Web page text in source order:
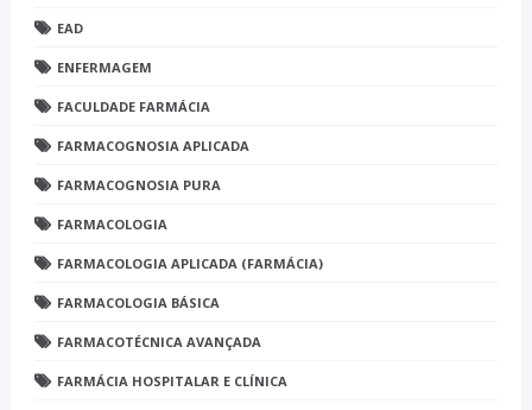
EAD
ENFERMAGEM
FACULDADE FARMÁCIA
FARMACOGNOSIA APLICADA
FARMACOGNOSIA PURA
FARMACOLOGIA
FARMACOLOGIA APLICADA (FARMÁCIA)
FARMACOLOGIA BÁSICA
FARMACOTÉCNICA AVANÇADA
FARMÁCIA HOSPITALAR E CLÍNICA